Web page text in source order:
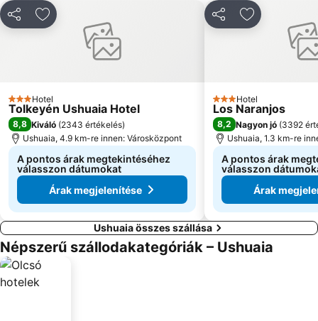
MegosztásHozzáadás a kedvencekhez
3 Kategória
Hotel
Tolkeyén Ushuaia Hotel
8,8 Kiváló (2343 értékelés)
Ushuaia, 4.9 km-re innen: Városközpont
A pontos árak megtekintéséhez
válasszon dátumokat
Árak megjelenítése
MegosztásHozzáadás
3 Kategória
Hotel
Los Naranjos
8,2 Nagyon jó (3392
Ushuaia, 1.3 km-re
A pontos árak
válasszon
Árak
Ushuaia összes szállása
Népszerű szállodakategóriák – Ushuaia